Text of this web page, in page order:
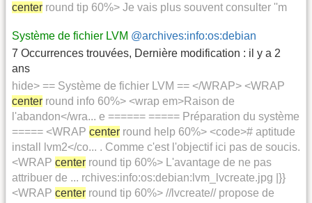
center round tip 60%> Je vais plus souvent consulter ''m
Système de fichier LVM @archives:info:os:debian
7 Occurrences trouvées, Dernière modification : il y a 2
ans
hide> == Système de fichier LVM == </WRAP> <WRAP
center round info 60%> <wrap em>Raison de
l'abandon</wra... e ====== ===== Préparation du système
===== <WRAP center round help 60%> <code># aptitude
install lvm2</co... . Comme c'est l'objectif ici pas de soucis.
<WRAP center round tip 60%> L'avantage de ne pas
attribuer de ... rchives:info:os:debian:lvm_lvcreate.jpg |}}
<WRAP center round tip 60%> //lvcreate// propose de